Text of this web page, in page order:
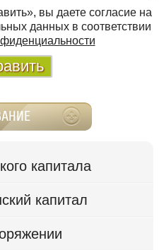
вы даете согласие на
данных в соответствии
капитала
капитал